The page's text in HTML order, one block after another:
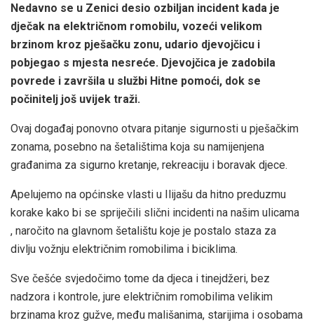
Nedavno se u Zenici desio ozbiljan incident kada je
dječak na električnom romobilu, vozeći velikom
brzinom kroz pješačku zonu, udario djevojčicu i
pobjegao s mjesta nesreće. Djevojčica je zadobila
povrede i završila u službi Hitne pomoći, dok se
počinitelj još uvijek traži.
Ovaj događaj ponovno otvara pitanje sigurnosti u pješačkim
zonama, posebno na šetalištima koja su namijenjena
građanima za sigurno kretanje, rekreaciju i boravak djece.
Apelujemo na općinske vlasti u Ilijašu da hitno preduzmu
korake kako bi se spriječili slični incidenti na našim ulicama
, naročito na glavnom šetalištu koje je postalo staza za
divlju vožnju električnim romobilima i biciklima.
Sve češće svjedočimo tome da djeca i tinejdžeri, bez
nadzora i kontrole, jure električnim romobilima velikim
brzinama kroz gužve, među mališanima, starijima i osobama